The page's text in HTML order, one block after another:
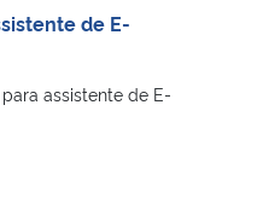
Humanos
de E-
assistente de E-